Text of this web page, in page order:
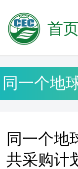
首页
同一个地
同一个地
共采购计